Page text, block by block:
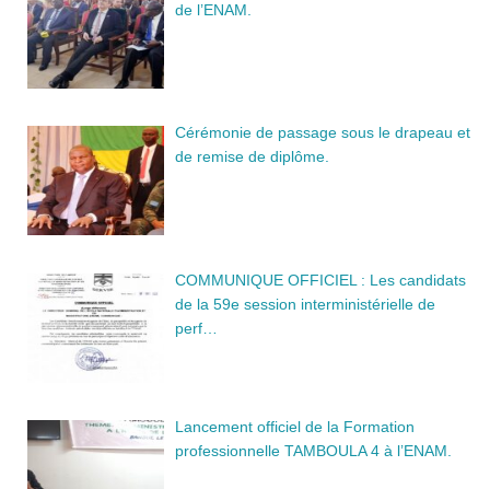
de l’ENAM.
Cérémonie de passage sous le drapeau et
de remise de diplôme.
COMMUNIQUE OFFICIEL : Les candidats
de la 59e session interministérielle de
perf…
Lancement officiel de la Formation
professionnelle TAMBOULA 4 à l’ENAM.